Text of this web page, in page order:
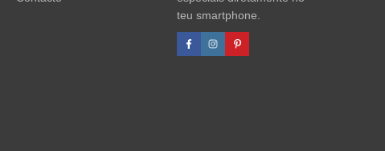
teu smartphone.